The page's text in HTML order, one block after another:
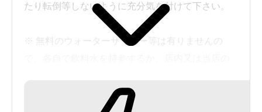
たり転倒等しないように充分気を付けて下さい。
※ 無料のウォーターサーバー等は有りませんの